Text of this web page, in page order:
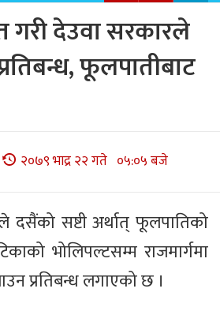
गरी देउवा सरकारले
फूलपातीबाट
२०७९ भाद्र २२ गते ०५:०५ बजे
दसैंको सष्टी अर्थात् फूलपातिको
भोलिपल्टसम्म राजमार्गमा
प्रतिबन्ध लगाएको छ ।